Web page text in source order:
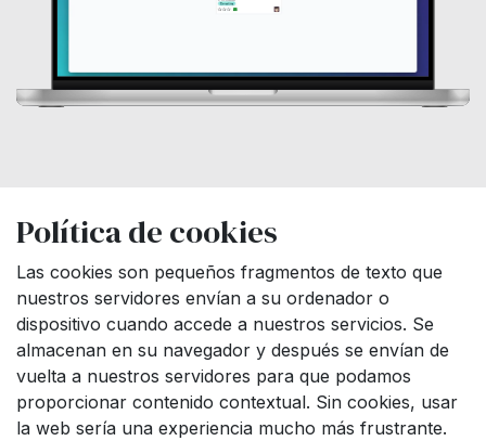
Política de cookies
Las cookies son pequeños fragmentos de texto que
nuestros servidores envían a su ordenador o
dispositivo cuando accede a nuestros servicios. Se
almacenan en su navegador y después se envían de
vuelta a nuestros servidores para que podamos
proporcionar contenido contextual. Sin cookies, usar
la web sería una experiencia mucho más frustrante.